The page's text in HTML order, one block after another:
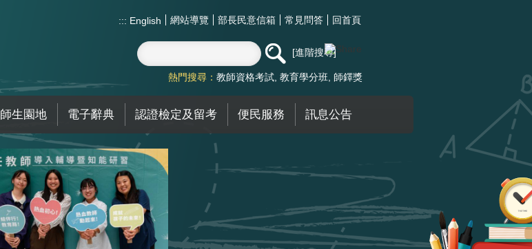
::: English 網站導覽 部長民意信箱 常見問答 回首頁
進階搜尋
熱門搜尋： 教師資格考試 教育學分班 師鐸獎
師生園地 電子辭典 認證檢定及留考 便民服務 訊息公告